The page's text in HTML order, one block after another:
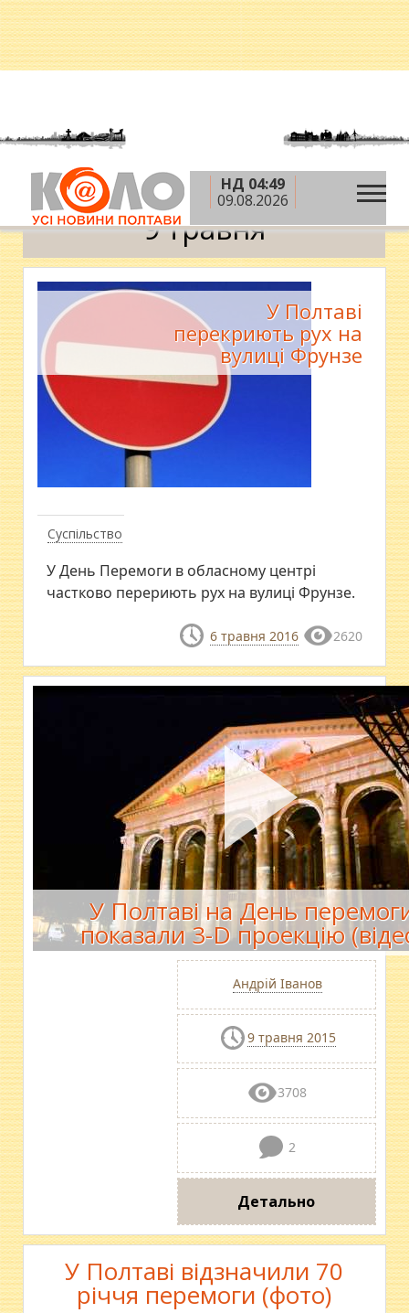
НД 04:49
09.08.2026
Головна » 9 травня
9 травня
Суспільство
У Полтаві
перекриють рух на
вулиці Фрунзе
У День Перемоги в обласному центрі
частково перериють рух на вулиці Фрунзе.
6 травня 2016 2620
У Полтаві на День
показали 3-D проекцію
Андрій Іванов
9 травня 2015
3708
2
Детально
У Полтаві відзначили 70
річчя перемоги (фото)